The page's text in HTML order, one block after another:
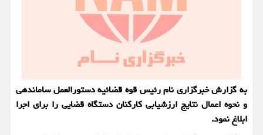
به گزارش خبرگزاری نام رئیس قوه قضائیه دستورالعمل ساماندهی
و نحوه اعمال نتایج ارزشیابی كاركنان دستگاه قضایی را برای اجرا
ابلاغ نمود.